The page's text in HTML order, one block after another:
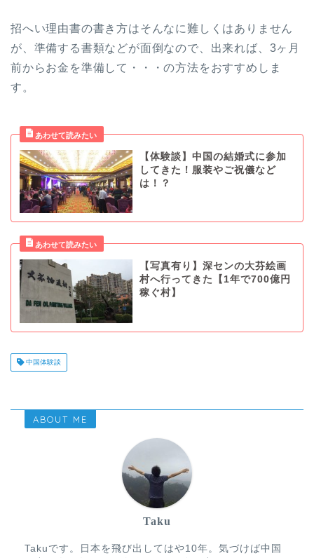
招へい理由書の書き方はそんなに難しくはありません
が、準備する書類などが面倒なので、出来れば、3ヶ月
前からお金を準備して・・・の方法をおすすめしま
す。
【体験談】中国の結婚式に参加
してきた！服装やご祝儀など
は！？
【写真有り】深センの大芬絵画
村へ行ってきた【1年で700億円
稼ぐ村】
中国体験談
ABOUT ME
Taku
Takuです。日本を飛び出してはや10年。気づけば中国